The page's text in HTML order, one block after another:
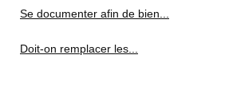
Se documenter afin de bien...
Doit-on remplacer les...